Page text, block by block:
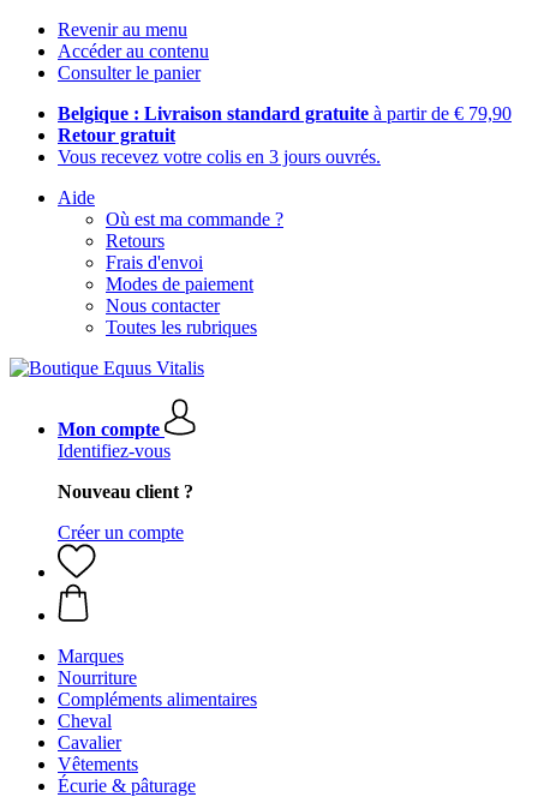
Revenir au menu
Accéder au contenu
Consulter le panier
Belgique : Livraison standard gratuite à partir de € 79,90
Retour gratuit
Vous recevez votre colis en 3 jours ouvrés.
Aide
Où est ma commande ?
Retours
Frais d'envoi
Modes de paiement
Nous contacter
Toutes les rubriques
Mon compte
Identifiez-vous
Nouveau client ?
Créer un compte
Marques
Nourriture
Compléments alimentaires
Cheval
Cavalier
Vêtements
Écurie & pâturage